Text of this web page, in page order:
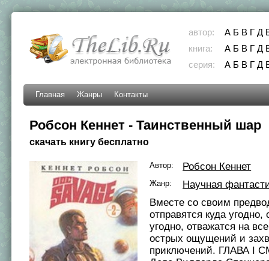
автор: А Б В Г Д
книга:
А Б В Г Д
серия:
А Б В Г Д
Главная Жанры Контакты
Робсон Кеннет - Таинственный шар
скачать книгу бесплатно
Автор: Робсон Кеннет
Жанр:
Научная
Вместе со своим
отправятся куда угодно,
угодно, отважатся на
острых ощущений и
приключений. ГЛАВА I